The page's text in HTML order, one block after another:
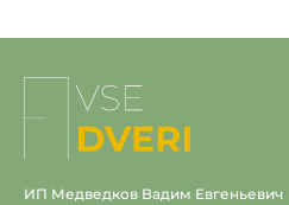
ИП Медведков Вадим Евгеньевич